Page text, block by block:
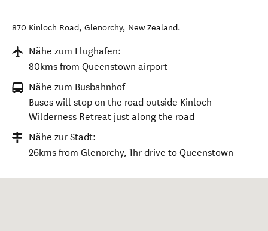
870 Kinloch Road, Glenorchy, New Zealand.
Nähe zum Flughafen:
80kms from Queenstown airport
Nähe zum Busbahnhof
Buses will stop on the road outside Kinloch
Wilderness Retreat just along the road
Nähe zur Stadt:
26kms from Glenorchy, 1hr drive to Queenstown